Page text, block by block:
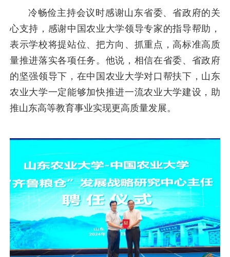
冷畅俭主持会议时感谢山东省委、省政府的关
心支持，感谢中国农业大学领导专家的指导帮助，
表示学校将提站位、把方向、抓重点，高标准高质
量推进落实各项任务。他说，相信在省委、省政府
的坚强领导下，在中国农业大学对口帮扶下，山东
农业大学一定能够加快推进一流农业大学建设，助
推山东高等教育事业实现更高质量发展。